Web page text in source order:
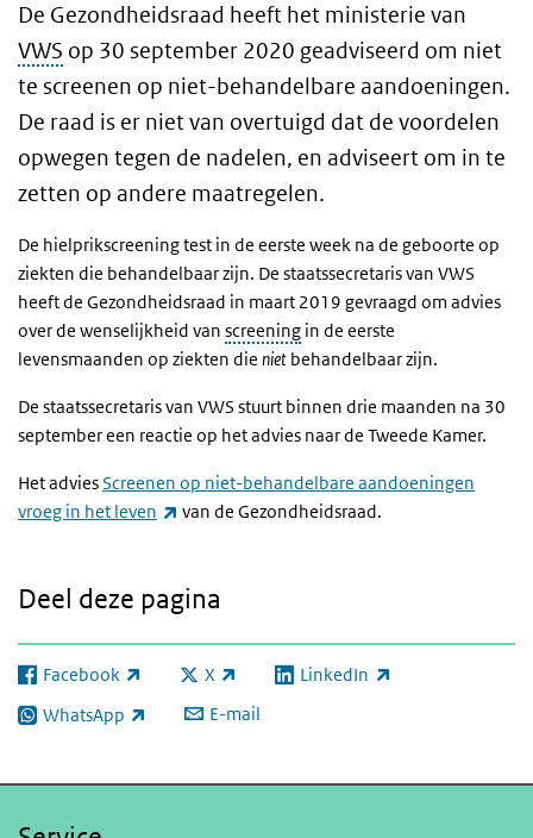
De Gezondheidsraad heeft het ministerie van
VWS op 30 september 2020 geadviseerd om niet
te screenen op niet-behandelbare aandoeningen.
De raad is er niet van overtuigd dat de voordelen
opwegen tegen de nadelen, en adviseert om in te
zetten op andere maatregelen.
De hielprikscreening test in de eerste week na de geboorte op
ziekten die behandelbaar zijn. De staatssecretaris van VWS
heeft de Gezondheidsraad in maart 2019 gevraagd om advies
over de wenselijkheid van screening in de eerste
levensmaanden op ziekten die niet behandelbaar zijn.
De staatssecretaris van VWS stuurt binnen drie maanden na 30
september een reactie op het advies naar de Tweede Kamer.
Het adviesScreenen op niet-behandelbare aandoeningen
vroeg in het leven
(externe link)
van de Gezondheidsraad.
Deel deze pagina
Facebook
(externe link) X
(externe link) LinkedIn
(externe link)
WhatsApp
(externe link) E-mail